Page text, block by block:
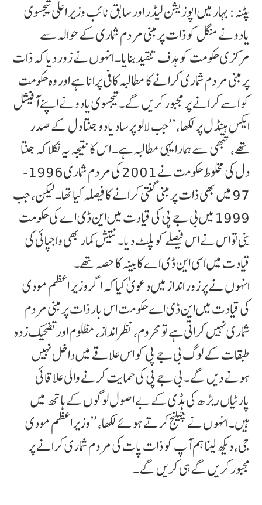
پٹنہ: بہار میں اپوزیشن لیڈر اور سابق نائب وزیر اعلی تیجسوی
یادو نے منگل کو ذات پر مبنی مردم شماری کے حوالہ سے
مرکزی حکومت کو ہدف تنقید بنایا۔ انہوں نے زور دیا کہ ذات
پر مبنی مردم شماری کرانے کا مطالبہ کافی پرانا ہے اور وہ حکومت
کو اسے کرانے پر مجبور کریں گے۔تیجسوی یادو نے اپنے آفیشل
ایکس ہینڈل پر لکھا، ’’جب لالو پرساد یادو جنتا دل کے صدر
تھے، تبھی سے ہمارا یہی مطالبہ ہے۔ اس کا نتیجہ یہ نکلا کہ جنتا
دل کی مخلوط حکومت نے 2001 کی مردم شماری 1996-
97 میں بھی ذات پر مبنی گنتی کرانے کا فیصلہ کیا تھا۔ لیکن، جب
1999 میں بی جے پی کی قیادت میں این ڈی اے کی حکومت
بنی تو اس نے اس فیصلے کو پلٹ دیا۔ نتیش کمار بھی واجپائی کی
قیادت میں اسی این ڈی اے کابینہ کا حصہ تھے۔
انہوں نے پرزور انداز میں دعویٰ کیا کہ اگر وزیر اعظم مودی
کی قیادت میں این ڈی اے حکومت اس بار ذات پر مبنی مردم
شماری نہیں کراتی ہے تو محروم، نظرانداز، مظلوم اور تضحیک زدہ
طبقات کے لوگ بی جے پی کو اس علاقے میں داخل نہیں
ہونے دیں گے۔ بی جے پی کی حمایت کرنے والی علاقائی
پارٹیاں ریڑھ کی ہڈی کے بے اصول لوگوں کے ہاتھ میں
ہیں۔انہوں نے چیلنج کرتے ہوئے لکھا، ’’وزیراعظم مودی
جی، دیکھ لینا ہم آپ کو ذات پات کی مردم شماری کرانے پر
مجبور کریں گے ہی کریں گے۔